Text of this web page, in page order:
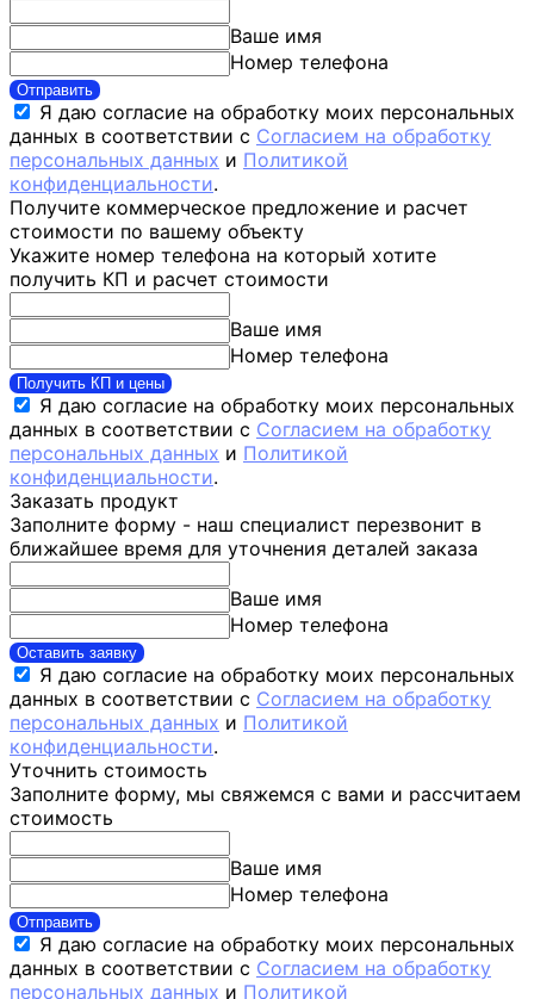
Ваше имя
Номер телефона
Отправить
Я даю согласие на обработку моих персональных
данных в соответствии с Согласием на обработку
персональных данных и Политикой
конфиденциальности.
Получите коммерческое предложение и расчет
стоимости по вашему объекту
Укажите номер телефона на который хотите
получить КП и расчет стоимости
Ваше имя
Номер телефона
Получить КП и цены
Я даю согласие на обработку моих персональных
данных в соответствии с Согласием на обработку
персональных данных и Политикой
конфиденциальности.
Заказать продукт
Заполните форму - наш специалист перезвонит в
ближайшее время для уточнения деталей заказа
Ваше имя
Номер телефона
Оставить заявку
Я даю согласие на обработку моих персональных
данных в соответствии с Согласием на обработку
персональных данных и Политикой
конфиденциальности.
Уточнить стоимость
Заполните форму, мы свяжемся с вами и рассчитаем
стоимость
Ваше имя
Номер телефона
Отправить
Я даю согласие на обработку моих персональных
данных в соответствии с Согласием на обработку
персональных данных и Политикой